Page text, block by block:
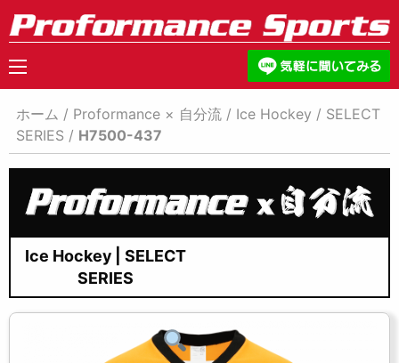
ホーム / Proformance × 自分流 / Ice Hockey / SELECT
SERIES / H7500-437
Ice Hockey | SELECT
SERIES